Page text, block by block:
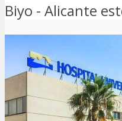
Biyo - Alicante